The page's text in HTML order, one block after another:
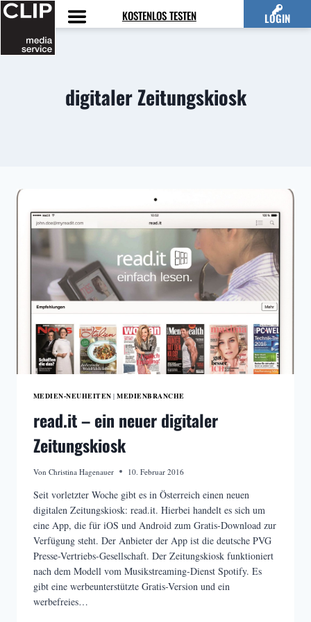
Zum
Inhalt
springen
KOSTENLOS TESTEN LOGIN
digitaler Zeitungskiosk
MEDIEN-NEUHEITEN |MEDIENBRANCHE
read.it – ein neuer digitaler
Zeitungskiosk
Von Christina Hagenauer 10. Februar 2016
Seit vorletzter Woche gibt es in Österreich einen neuen
digitalen Zeitungskiosk: read.it. Hierbei handelt es sich um
eine App, die für iOS und Android zum Gratis-Download zur
Verfügung steht. Der Anbieter der App ist die deutsche PVG
Presse-Vertriebs-Gesellschaft. Der Zeitungskiosk funktioniert
nach dem Modell vom Musikstreaming-Dienst Spotify. Es
gibt eine werbeunterstützte Gratis-Version und ein
werbefreies…